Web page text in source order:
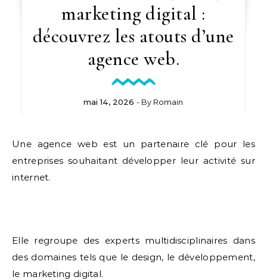
marketing digital :
découvrez les atouts d’une
agence web.
mai 14, 2026 - By Romain
Une agence web est un partenaire clé pour les
entreprises souhaitant développer leur activité sur
internet.
Elle regroupe des experts multidisciplinaires dans
des domaines tels que le design, le développement,
le marketing digital.